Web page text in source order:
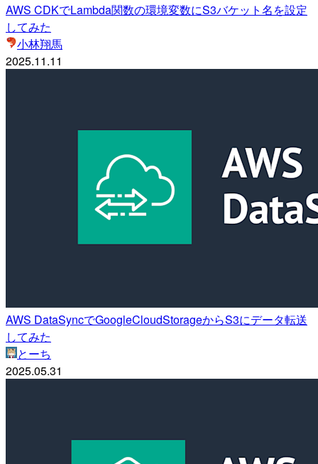
AWS CDKでLambda関数の環境変数にS3バケット名を設定
してみた
小林翔馬
2025.11.11
AWS DataSyncでGoogleCloudStorageからS3にデータ転送
してみた
とーち
2025.05.31